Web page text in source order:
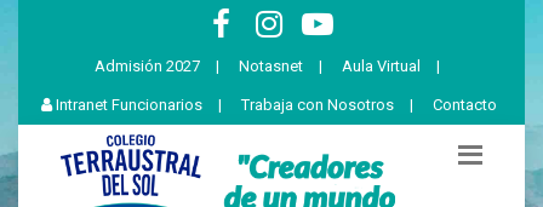
Admisión 2027 | Notasnet | Aula Virtual |
Intranet Funcionarios | Trabaja con Nosotros | Contacto